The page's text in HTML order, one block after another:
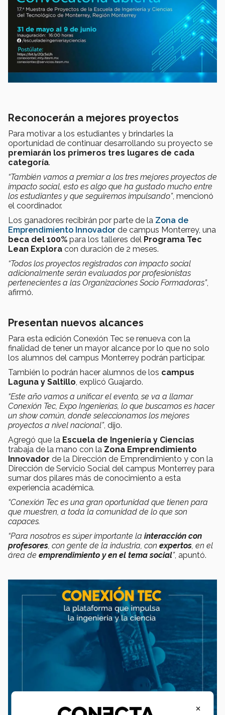
Reconocerán a mejores proyectos
Para motivar a los estudiantes y brindarles la
oportunidad de continuar desarrollando su proyecto se
premiarán los primeros tres lugares de cada
categoría.
“También vamos a premiar a los tres mejores proyectos de
impacto social, esto es algo que ha gustado mucho entre
los estudiantes y que seguiremos impulsando”, mencionó
el coordinador.
Los ganadores recibirán por parte de la Zona de
Emprendimiento Innovador de campus Monterrey, una
beca del 100% para los talleres del Programa Tec
Lean Explora con duración de 2 meses.
“Todos los proyectos registrados con impacto social
adicionalmente serán evaluados por profesionistas
pertenecientes a las Organizaciones Socio Formadoras”,
afirmó.
Presentan nuevos alcances
Para esta edición Conexión Tec se renueva con la
finalidad de tener un mayor alcance por lo que no solo
los alumnos del campus Monterrey podrán participar.
También lo podrán hacer alumnos de los campus
Laguna y Saltillo, explicó Guajardo.
“Este año vamos a unificar el evento, se va a llamar
Conexión Tec, Expo Ingenierías, lo que buscamos es hacer
un show común, donde seleccionamos los mejores
proyectos a nivel nacional”, dijo.
Agregó que la Escuela de Ingeniería y Ciencias
trabaja de la mano con la Zona Emprendimiento
Innovador de la Dirección de Emprendimiento y con la
Dirección de Servicio Social del campus Monterrey para
sumar dos pilares más de conocimiento a esta
experiencia académica.
“Conexión Tec es una gran oportunidad que tienen para
que muestren, a toda la comunidad de lo que son
capaces.
“Para nosotros es súper importante la interacción con
profesores, con gente de la industria, con expertos, en el
área de emprendimiento y en el tema social”, apuntó.
×